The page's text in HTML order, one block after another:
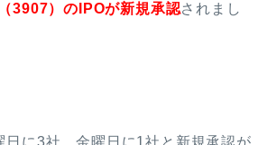
3907）のIPOが新規承認されまし
日に3社、金曜日に1社と新規承認が